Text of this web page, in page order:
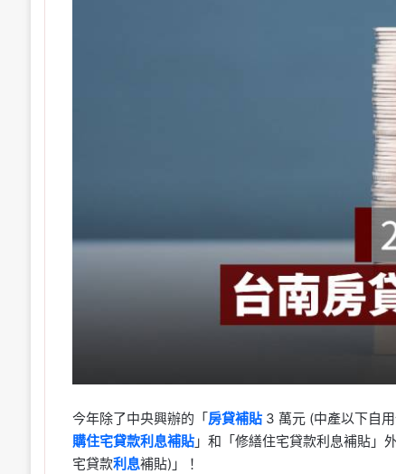
今年除了中央興辦的「 房貸補貼3 萬元 (中產以下自
購住宅貸款利息補貼」和「修繕住宅貸款利息補貼」外
宅貸款利息補貼)」！